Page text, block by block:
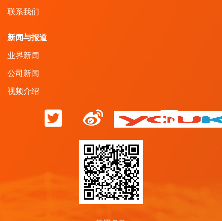
联系我们
新闻与报道
业界新闻
公司新闻
视频介绍